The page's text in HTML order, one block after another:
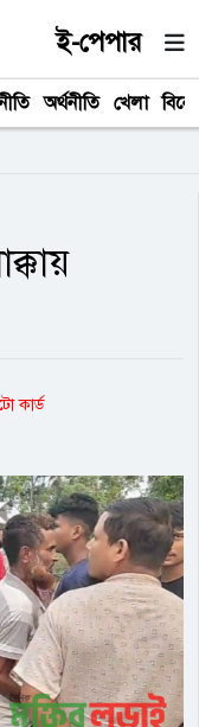
ই-পেপার
অর্থনীতি খেলা
কার্ড